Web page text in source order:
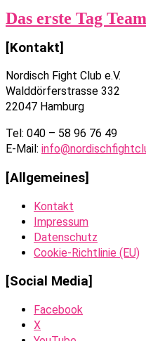
Das erste Tag
[Kontakt]
Nordisch Fight Club e.V.
Walddörferstrasse 332
22047 Hamburg
Tel: 040 – 58 96 76 49
E-Mail:
[Allgemeines]
Kontakt
Impressum
Datenschutz
Cookie-Richtlinie (EU)
[Social Media]
Facebook
X